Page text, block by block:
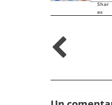
Shar
es